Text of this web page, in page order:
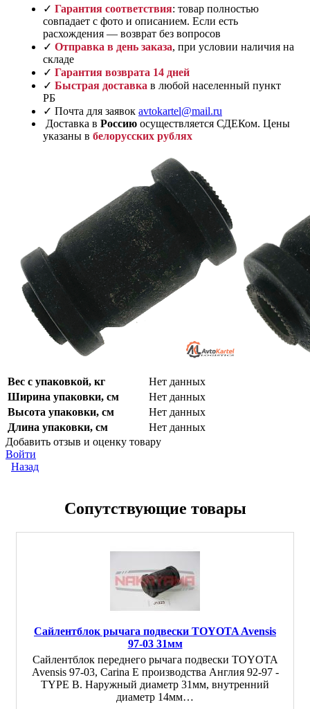
✓ Гарантия соответствия: товар полностью
совпадает с фото и описанием. Если есть
расхождения — возврат без вопросов
✓ Отправка в день заказа, при условии наличия на
складе
✓ Гарантия возврата 14 дней
✓ Быстрая доставка в любой населенный пункт
РБ
✓ Почта для заявок avtokartel@mail.ru
Доставка в Россию осуществляется СДЕКом. Цены
указаны в белорусских рублях
Вес с упаковкой, кг
Нет данных
Ширина упаковки, см
Нет данных
Высота упаковки, см
Нет данных
Длина упаковки, см
Нет данных
Добавить отзыв и оценку товару
Войти
Назад
Сопутствующие товары
Сайлентблок рычага подвески TOYOTA Avensis
97-03 31мм
Сайлентблок переднего рычага подвески TOYOTA
Avensis 97-03, Carina E производства Англия 92-97 -
TYPE B. Наружный диаметр 31мм, внутренний
диаметр 14мм…